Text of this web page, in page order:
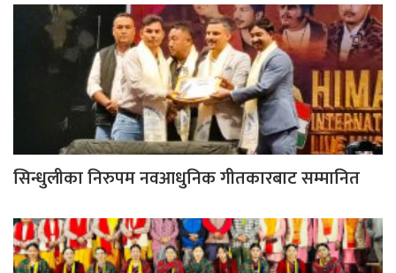
सिन्धुलीका निरुपम नवआधुनिक गीतकारबाट सम्मानित